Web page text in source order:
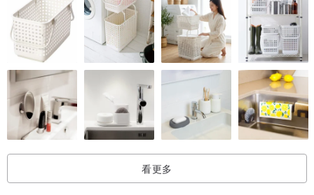
看更多